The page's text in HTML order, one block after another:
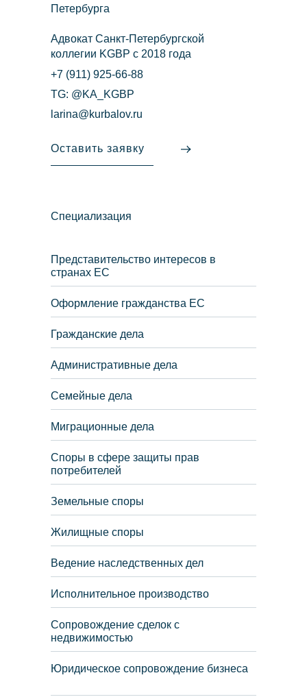
Петербурга
Адвокат Санкт-Петербургской
коллегии KGBP с 2018 года
+7 (911) 925-66-88
TG: @KA_KGBP
larina@kurbalov.ru
Оставить заявку
Представительство интересов в
странах ЕС
Специализация
Оформление гражданства ЕС
Гражданские дела
Административные дела
Семейные дела
Миграционные дела
Споры в сфере защиты прав
потребителей
Земельные споры
Жилищные споры
Ведение наследственных дел
Исполнительное производство
Сопровождение сделок с
недвижимостью
Юридическое сопровождение бизнеса